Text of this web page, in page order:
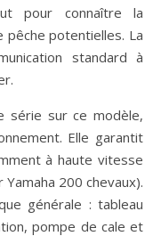
pour connaître la
potentielles. La
standard à
série sur ce modèle,
Elle garantit
à haute vitesse
200 chevaux).
générale : tableau
pompe de cale et